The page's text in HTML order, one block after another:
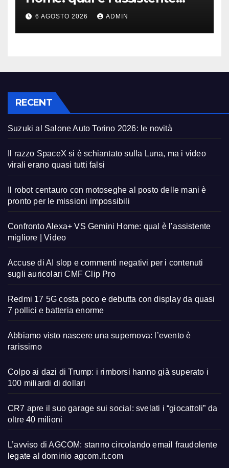
migliore | Video
6 AGOSTO 2026 ADMIN
RECENT
Suzuki al Salone Auto Torino 2026: le novità
Il razzo SpaceX si è schiantato sulla Luna, ma i video
virali erano quasi tutti falsi
Il robot centauro con motoseghe al posto delle mani è
pronto per le missioni impossibili
Confronto Alexa+ VS Gemini Home: qual è l’assistente
migliore | Video
Accuse di AI slop e commenti negativi per i contenuti
sugli auricolari CMF Clip Pro
Redmi 17 5G costa poco e debutta con display da quasi
7 pollici e batteria enorme
Abbiamo visto nascere una supernova: l’evento è
rarissimo
Colpo ai dazi di Trump: i rimborsi hanno già superato i
100 miliardi di dollari
CR7 apre il suo garage sui social: svelati i “giocattoli” da
oltre 40 milioni
L’avviso di AGCOM: stanno circolando email fraudolente
legate al dominio agcom.it.com